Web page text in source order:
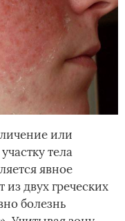
или
тела
явное
двух греческих
болезнь